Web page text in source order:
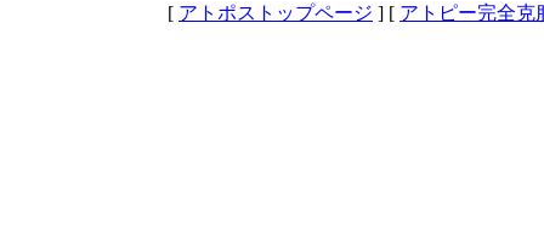
[ アトポストップページ ] [ アトピー完全克